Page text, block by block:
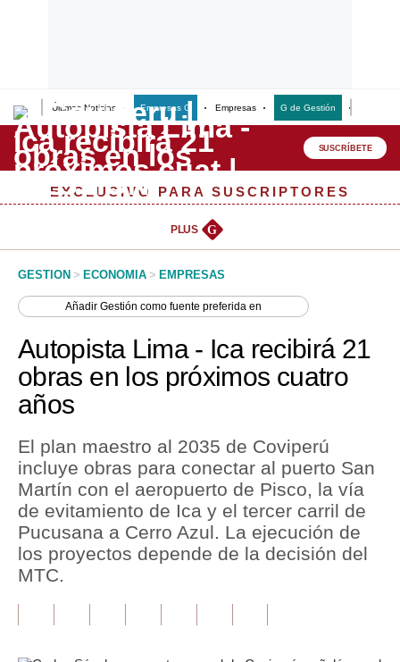
Últimas Noticias Empresas G Empresas G de Gestión
Lo último
Peru Quiosco
Management & Empleo
Perú
Política
Finanzas Personales
Inmobiliarias
Plus G
Opinión
SUSCRÍBETE
EXCLUSIVO PARA SUSCRIPTORES
PLUS G
GESTION > ECONOMIA > EMPRESAS
AñadirGestión como fuente preferida en
Autopista Lima - Ica recibirá 21
obras en los próximos cuatro
años
El plan maestro al 2035 de Coviperú
incluye obras para conectar al puerto San
Martín con el aeropuerto de Pisco, la vía
de evitamiento de Ica y el tercer carril de
Pucusana a Cerro Azul. La ejecución de
los proyectos depende de la decisión del
MTC.